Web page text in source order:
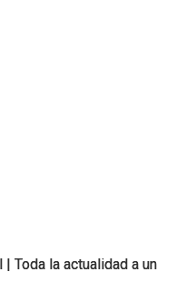
Toda la actualidad a un
Toda la actualidad a un